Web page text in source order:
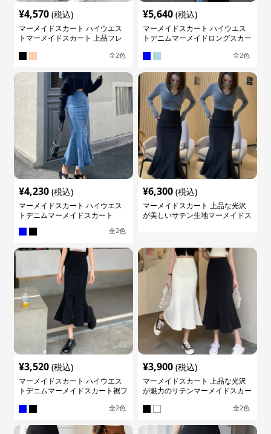
¥4,570 (税込)
マーメイドスカート ハイウエス
トマーメイドスカート 上品フレ
アロング
全2色
¥5,640 (税込)
マーメイドスカート ハイウエス
トデニムマーメイドロングスカー
全2色
¥4,230 (税込)
マーメイドスカート ハイウエス
トデニムマーメイドスカート
全2色
¥6,300 (税込)
マーメイドスカート 上品な光沢
が美しいサテン生地マーメイドス
¥3,520 (税込)
マーメイドスカート ハイウエス
トデニムマーメイドスカート裾フ
全2色
¥3,900 (税込)
マーメイドスカート 上品な光沢
が魅力のサテンマーメイドスカー
全2色